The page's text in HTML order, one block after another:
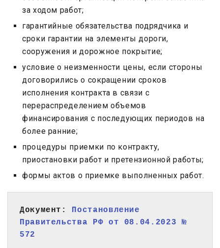
за ходом работ;
гарантийные обязательства подрядчика и
сроки гарантии на элементы дороги,
сооружения и дорожное покрытие;
условие о неизменности цены, если стороны
договорились о сокращении сроков
исполнения контракта в связи с
перераспределением объемов
финансирования с последующих периодов на
более ранние;
процедуры приемки по контракту,
приостановки работ и претензионной работы;
формы актов о приемке выполненных работ.
Документ: Постановление
Правительства РФ от 08.04.2023 №
572